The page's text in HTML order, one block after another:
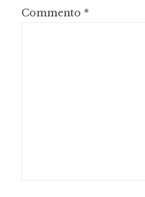
Commento *